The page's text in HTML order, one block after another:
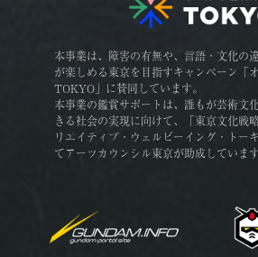
本事業は、障害の有無や、言語・文化の
が楽しめる東京を目指すキャンペーン「
TOKYO」に賛同しています。
本事業の鑑賞サポートは、誰もが芸術文
きる社会の実現に向けて、「東京文化戦
リエイティブ・ウェルビーイング・トー
てアーツカウンシル東京が助成しています